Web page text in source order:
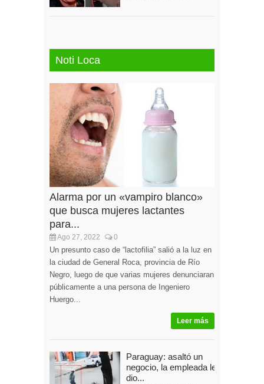
Noti Loca
Alarma por un «vampiro blanco»
que busca mujeres lactantes
para...
Ago 27, 2022 0
Un presunto caso de “lactofilia” salió a la luz en
la ciudad de General Roca, provincia de Río
Negro, luego de que varias mujeres denunciaran
públicamente a una persona de Ingeniero
Huergo...
Leer más
Paraguay: asaltó un
negocio, la empleada le
dio...